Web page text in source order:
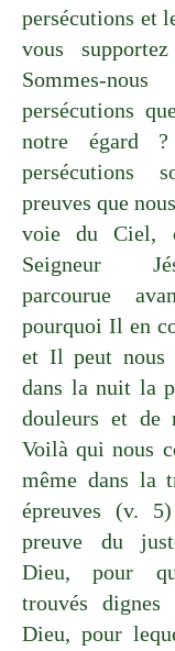
persécutions et
vous
Sommes-
persécutions
notre égard
persécutions
preuves que
voie du Ciel,
Seigneur
parcourue
pourquoi Il en
et Il peut nous
dans la nuit la
douleurs et de
Voilà qui nous
même dans la
épreuves (v.
preuve du
Dieu, pour
trouvés
Dieu, pour